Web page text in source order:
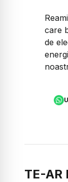
care
de
TE-AR